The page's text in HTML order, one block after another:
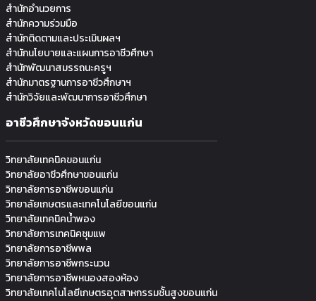
สำนักอำนวยการ
สำนักความร่วมมือ
สำนักติดตามและประเมินผลฯ
สำนักนโยบายและแผนการอาชีวศึกษา
สำนักพัฒนาสมรรถนะครูฯ
สำนักมาตรฐานการอาชีวศึกษาฯ
สำนักวิจัยและพัฒนาการอาชีวศึกษา
อาชีวศึกษาจังหวัดขอนแก่น
วิทยาลัยเทคนิคขอนแก่น
วิทยาลัยอาชีวศึกษาขอนแก่น
วิทยาลัยการอาชีพขอนแก่น
วิทยาลัยเกษตรและเทคโนโลยีขอนแก่น
วิทยาลัยเทคนิคน้ำพอง
วิทยาลัยการเทคนิคชุมแพ
วิทยาลัยการอาชีพพล
วิทยาลัยการอาชีพกระนวน
วิทยาลัยการอาชีพหนองสองห้อง
วิทยาลัยเทคโนโลยีเกษตรอุตสาหกรรมช้ันสูงขอนแก่น